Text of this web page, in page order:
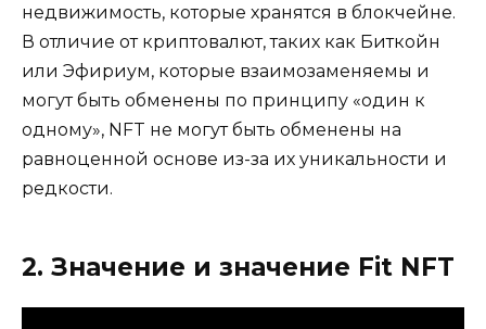
недвижимость, которые хранятся в блокчейне.
В отличие от криптовалют, таких как Биткойн
или Эфириум, которые взаимозаменяемы и
могут быть обменены по принципу «один к
одному», NFT не могут быть обменены на
равноценной основе из-за их уникальности и
редкости.
2. Значение и значение Fit NFT